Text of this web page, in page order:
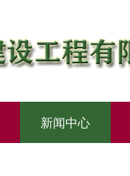
新闻中心